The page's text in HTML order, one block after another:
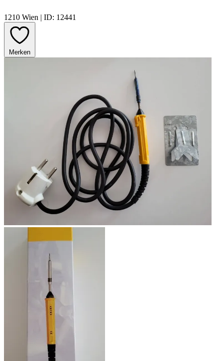
1210 Wien | ID: 12441
Merken